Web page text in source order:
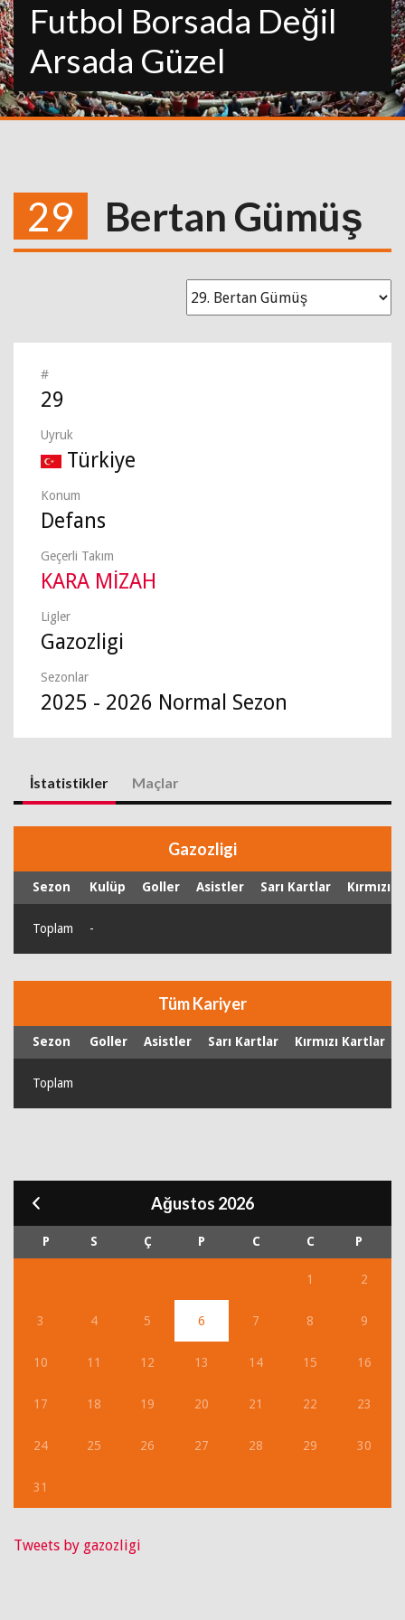
Futbol Borsada Değil
Arsada Güzel
29 Bertan Gümüş
#
29
Uyruk
Türkiye
Konum
Defans
Geçerli Takım
KARA MİZAH
Ligler
Gazozligi
Sezonlar
2025 - 2026 Normal Sezon
İstatistikler Maçlar
Gazozligi
Sezon Kulüp Goller Asistler Sarı Kartlar Kırmızı
Toplam -
Tüm Kariyer
Sezon Goller Asistler Sarı Kartlar Kırmızı Kartlar
Toplam
Ağustos 2026
P S Ç P C C P
1 2
3 4 5 6 7 8 9
10 11 12 13 14 15 16
17 18 19 20 21 22 23
24 25 26 27 28 29 30
31
Tweets by gazozligi